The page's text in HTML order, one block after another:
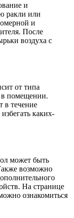
и
ракли или
и
После
воздуха с
от типа
в помещении.
в течение
каких-
может быть
возможно
На странице
ознакомиться